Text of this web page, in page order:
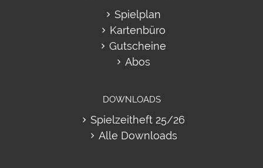
Spielplan
Kartenbüro
Gutscheine
Abos
DOWNLOADS
Spielzeitheft 25/26
Alle Downloads